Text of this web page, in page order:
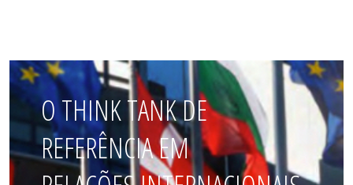
O THINK TANK DE
REFERÊNCIA EM